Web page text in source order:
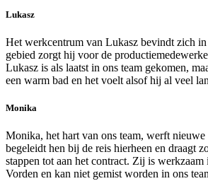
Lukasz
Het werkcentrum van Lukasz bevindt zich
gebied zorgt hij voor de
Lukasz is als laatst in ons team gekomen,
een warm bad en het voelt alsof hij al veel
Monika
Monika, het hart van ons team, werft nieuwe
begeleidt hen bij de reis hierheen en draagt
stappen tot aan het contract. Zij is werkzaam
Vorden en kan niet gemist worden in ons